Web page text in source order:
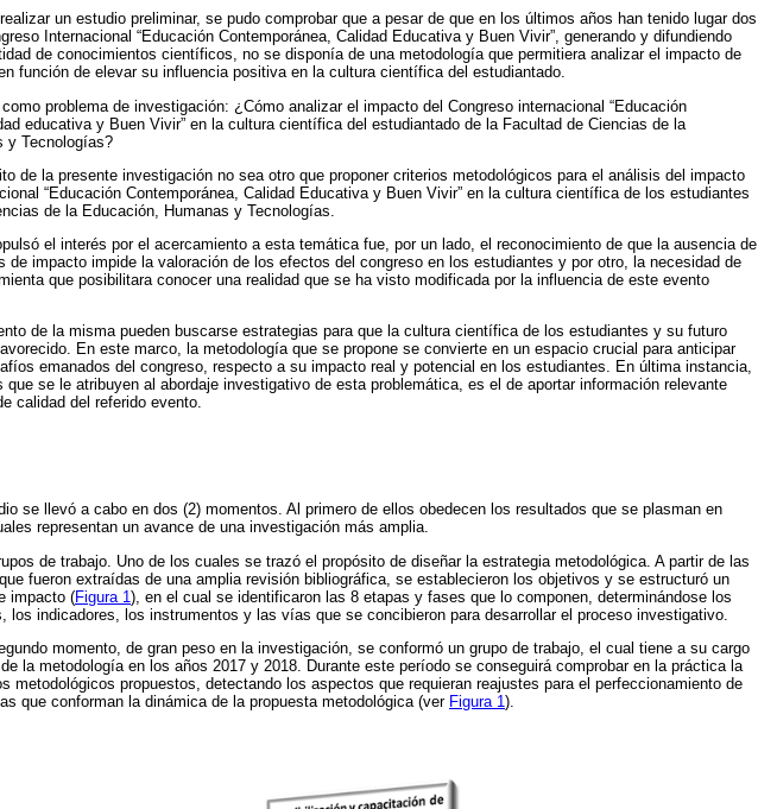
un estudio preliminar, se pudo comprobar que a pesar de que en los últimos años han tenido lugar dos
Internacional “Educación Contemporánea, Calidad Educativa y Buen Vivir”, generando y difundiendo
de conocimientos científicos, no se disponía de una metodología que permitiera analizar el impacto de
función de elevar su influencia positiva en la cultura científica del estudiantado.
problema de investigación: ¿Cómo analizar el impacto del Congreso internacional “Educación
educativa y Buen Vivir” en la cultura científica del estudiantado de la Facultad de Ciencias de la
y Tecnologías?
de la presente investigación no sea otro que proponer criterios metodológicos para el análisis del impacto
“Educación Contemporánea, Calidad Educativa y Buen Vivir” en la cultura científica de los estudiantes
de la Educación, Humanas y Tecnologías.
el interés por el acercamiento a esta temática fue, por un lado, el reconocimiento de que la ausencia de
de impacto impide la valoración de los efectos del congreso en los estudiantes y por otro, la necesidad de
que posibilitara conocer una realidad que se ha visto modificada por la influencia de este evento
de la misma pueden buscarse estrategias para que la cultura científica de los estudiantes y su futuro
En este marco, la metodología que se propone se convierte en un espacio crucial para anticipar
emanados del congreso, respecto a su impacto real y potencial en los estudiantes. En última instancia,
que se le atribuyen al abordaje investigativo de esta problemática, es el de aportar información relevante
calidad del referido evento.
se llevó a cabo en dos (2) momentos. Al primero de ellos obedecen los resultados que se plasman en
representan un avance de una investigación más amplia.
de trabajo. Uno de los cuales se trazó el propósito de diseñar la estrategia metodológica. A partir de las
fueron extraídas de una amplia revisión bibliográfica, se establecieron los objetivos y se estructuró un
impacto (Figura 1), en el cual se identificaron las 8 etapas y fases que lo componen, determinándose los
los indicadores, los instrumentos y las vías que se concibieron para desarrollar el proceso investigativo.
momento, de gran peso en la investigación, se conformó un grupo de trabajo, el cual tiene a su cargo
la metodología en los años 2017 y 2018. Durante este período se conseguirá comprobar en la práctica la
metodológicos propuestos, detectando los aspectos que requieran reajustes para el perfeccionamiento de
que conforman la dinámica de la propuesta metodológica (ver Figura 1 ).